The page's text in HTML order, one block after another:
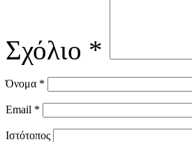
Σχόλιο *
Όνομα *
Email *
Ιστότοπος